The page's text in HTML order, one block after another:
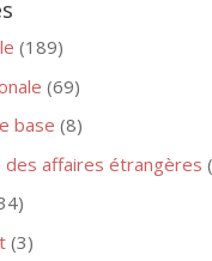
(189)
(69)
base (8)
des affaires étrangères
(3)